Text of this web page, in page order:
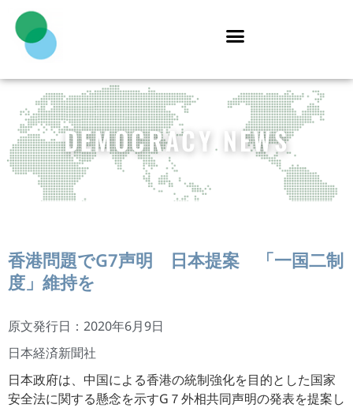
DEMOCRACY NEWS
香港問題でG7声明 日本提案 「一国二制
度」維持を
原文発行日：2020年6月9日
日本経済新聞社
日本政府は、中国による香港の統制強化を目的とした国家
安全法に関する懸念を示すG７外相共同声明の発表を提案し